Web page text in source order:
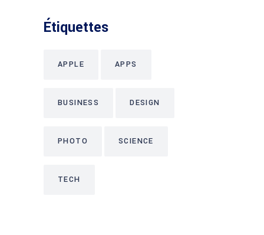
Étiquettes
APPLE APPS
BUSINESS DESIGN
PHOTO SCIENCE
TECH